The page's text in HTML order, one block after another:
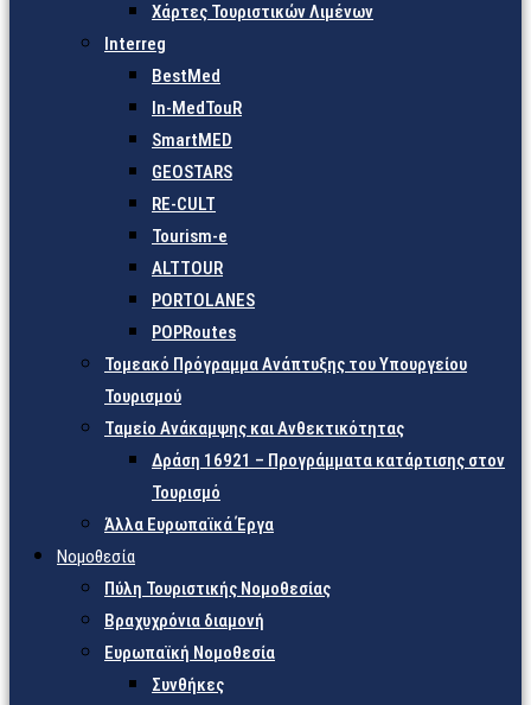
Χάρτες Τουριστικών Λιμένων
Interreg
BestMed
In-MedTouR
SmartMED
GEOSTARS
RE-CULT
Tourism-e
ALTTOUR
PORTOLANES
POPRoutes
Τομεακό Πρόγραμμα Ανάπτυξης του Υπουργείου
Τουρισμού
Ταμείο Ανάκαμψης και Ανθεκτικότητας
Δράση 16921 – Προγράμματα κατάρτισης στον
Τουρισμό
Άλλα Ευρωπαϊκά Έργα
Νομοθεσία
Πύλη Τουριστικής Νομοθεσίας
Βραχυχρόνια διαμονή
Ευρωπαϊκή Νομοθεσία
Συνθήκες